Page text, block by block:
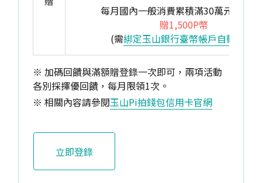
每月國內一般消費累積滿30萬元(含)以
贈1,500P幣
(需綁定玉山銀行臺幣帳戶自動扣繳
※ 加碼回饋與滿額贈登錄一次即可，兩項活動
各別採擇優回饋，每月限領1次。
※ 相關內容請參閱玉山Pi拍錢包信用卡官網
立即登錄